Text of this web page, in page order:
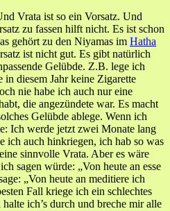
Vrata ist so ein Vorsatz. Und
zu fassen hilft nicht. Es ist schon
gehört zu den Niyamas im Hatha
ist nicht gut. Es gibt natürlich
Gelübde. Z.B. lege ich
in diesem Jahr keine Zigarette
nie habe ich auch nur eine
die angezündete war. Es macht
Gelübde ablege. Wenn ich
Ich werde jetzt zwei Monate lang
ich auch hinkriegen, ich hab so was
sinnvolle Vrata. Aber es wäre
sagen würde: „Von heute an esse
„Von heute an meditiere ich
Fall kriege ich ein schlechtes
ich’s durch und breche mir alle